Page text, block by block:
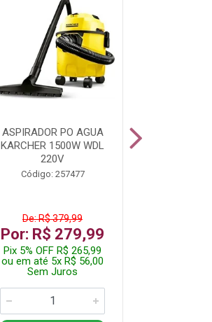
ASPIRADOR PO AGUA
KARCHER 1500W WDL
220V
Código: 257477
De: R$ 379,99
Por: R$ 279,99
Pix 5% OFF R$ 265,99
ou em até 5x R$ 56,00
Sem Juros